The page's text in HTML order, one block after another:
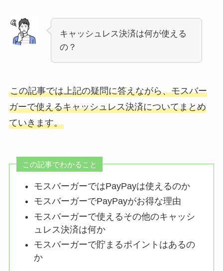
キャッシュレス決済は何が使える
の？
この記事では上記の疑問に答えながら、モスバー
ガーで使えるキャッシュレス決済についてまとめ
ていきます。
この記事でわかること
モスバーガーではPayPayは使えるのか
モスバーガーでPayPayがお得な理由
モスバーガーで使えるその他のキャッシ
ュレス決済は何か
モスバーガーで貯まるポイントはあるの
か